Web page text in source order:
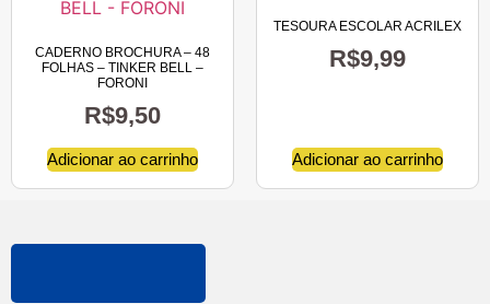
CADERNO BROCHURA – 48
FOLHAS – TINKER BELL –
FORONI
R$9,50
Adicionar ao carrinho
TESOURA ESCOLAR ACRILEX
R$9,99
Adicionar ao carrinho